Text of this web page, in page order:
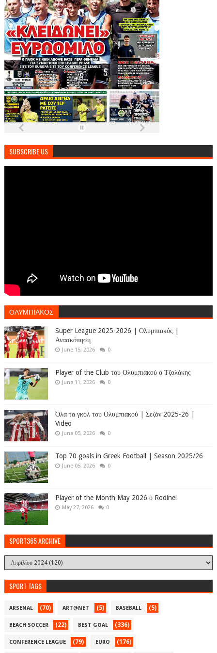
SUBSCRIBE US
ΟΛΥΜΠΙΑΚΟΣ
Super League 2025-2026 | Ολυμπιακός |
Ανασκόπηση
June 15, 2026 0
Player of the Club του Ολυμπιακού ο Τζολάκης
June 11, 2026 0
Όλα τα γκολ του Ολυμπιακού | Σεζόν 2025-26 |
Video
June 05, 2026 0
Top 70 goals in Greek Football | Season 2025/26
June 05, 2026 0
Player of the Month May 2026 ο Rodinei
May 27, 2026 0
SPORT365 ARCHIVE
SPORT TAGS
ARSENAL (70) ART@NET (5) BASEBALL (5)
BEACH SOCCER (22) BEST GOAL (336)
CONFERENCE LEAGUE (79) EURO (176)